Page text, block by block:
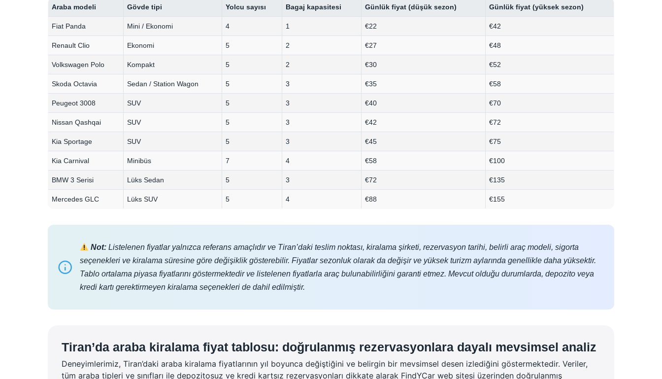
Araba modeli Gövde tipi Yolcu sayısı Bagaj kapasitesi Günlük fiyat (düşük sezon) Günlük fiyat (yüksek sezon)
Fiat Panda Mini / Ekonomi 4 1 €22 €42
Renault Clio Ekonomi 5 2 €27 €48
Volkswagen Polo Kompakt 5 2 €30 €52
Skoda Octavia Sedan / Station Wagon 5 3 €35 €58
Peugeot 3008 SUV 5 3 €40 €70
Nissan Qashqai SUV 5 3 €42 €72
Kia Sportage SUV 5 3 €45 €75
Kia Carnival Minibüs 7 4 €58 €100
BMW 3 Serisi Lüks Sedan 5 3 €72 €135
Mercedes GLC Lüks SUV 5 4 €88 €155
Not: Listelenen fiyatlar yalnızca referans amaçlıdır ve Tiran’daki teslim noktası, kiralama şirketi, rezervasyon tarihi, belirli araç modeli, sigorta
seçenekleri ve kiralama süresine göre değişiklik gösterebilir. Fiyatlar sezonluk olarak da değişir ve yüksek turizm aylarında genellikle daha yüksektir.
Tablo ortalama piyasa fiyatlarını göstermektedir ve listelenen fiyatlarla araç bulunabilirliğini garanti etmez. Mevcut olduğu durumlarda, depozito veya
kredi kartı gerektirmeyen kiralama seçenekleri de dahil edilmiştir.
Tiran’da araba kiralama fiyat tablosu: doğrulanmış rezervasyonlara dayalı mevsimsel analiz
Deneyimlerimiz, Tiran’daki araba kiralama fiyatlarının yıl boyunca değiştiğini ve belirgin bir mevsimsel desen izlediğini göstermektedir. Veriler,
tüm araba tipleri ve sınıfları ile depozitosuz ve kredi kartsız rezervasyonları dikkate alarak FindYCar web sitesi üzerinden doğrulanmış